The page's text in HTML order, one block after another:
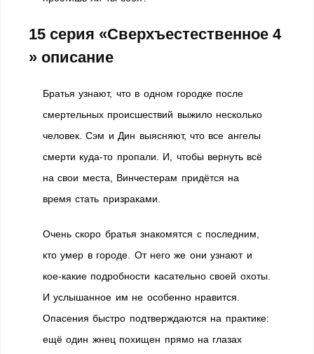
15 серия «Сверхъестественное 4
» описание
Братья узнают, что в одном городке после
смертельных происшествий выжило несколько
человек. Сэм и Дин выясняют, что все ангелы
смерти куда-то пропали. И, чтобы вернуть всё
на свои места, Винчестерам придётся на
время стать призраками.
Очень скоро братья знакомятся с последним,
кто умер в городе. От него же они узнают и
кое-какие подробности касательно своей охоты.
И услышанное им не особенно нравится.
Опасения быстро подтверждаются на практике:
ещё один жнец похищен прямо на глазах